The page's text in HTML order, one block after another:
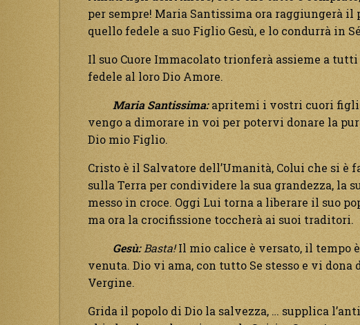
per sempre! Maria Santissima ora raggiungerà il
quello fedele a suo Figlio Gesù, e lo condurrà in
Il suo Cuore Immacolato trionferà assieme a
fedele al loro Dio Amore.
Maria Santissima:apritemi i vostri cuori figli
vengo a dimorare in voi per potervi donare la
Dio mio Figlio.
Cristo è il Salvatore dell’Umanità, Colui che si è
sulla Terra per condividere la sua grandezza, la
messo in croce. Oggi Lui torna a liberare il suo
ma ora la crocifissione toccherà ai suoi traditori.
Gesù: Basta!Il mio calice è versato, il tempo
venuta. Dio vi ama, con tutto Se stesso e vi
Vergine.
Grida il popolo di Dio la salvezza, … supplica